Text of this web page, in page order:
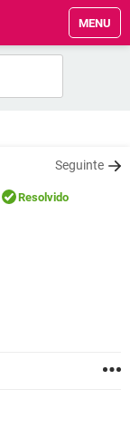
MENU
Seguinte
Resolvido